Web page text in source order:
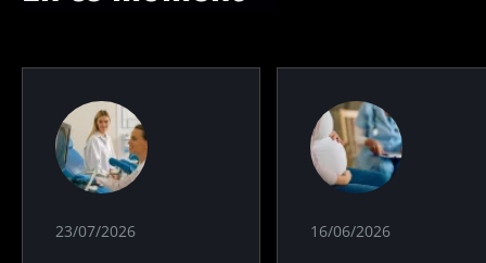
23/07/2026 16/06/2026